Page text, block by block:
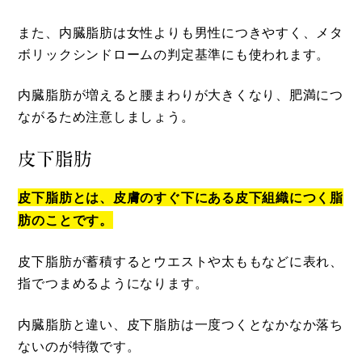
また、内臓脂肪は女性よりも男性につきやすく、メタ
ボリックシンドロームの判定基準にも使われます。
内臓脂肪が増えると腰まわりが大きくなり、肥満につ
ながるため注意しましょう。
皮下脂肪
皮下脂肪とは、皮膚のすぐ下にある皮下組織につく脂
肪のことです。
皮下脂肪が蓄積するとウエストや太ももなどに表れ、
指でつまめるようになります。
内臓脂肪と違い、皮下脂肪は一度つくとなかなか落ち
ないのが特徴です。